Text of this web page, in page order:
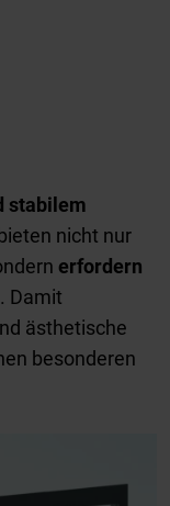
stabilem
nicht nur
erfordern
. Damit
ästhetische
besonderen